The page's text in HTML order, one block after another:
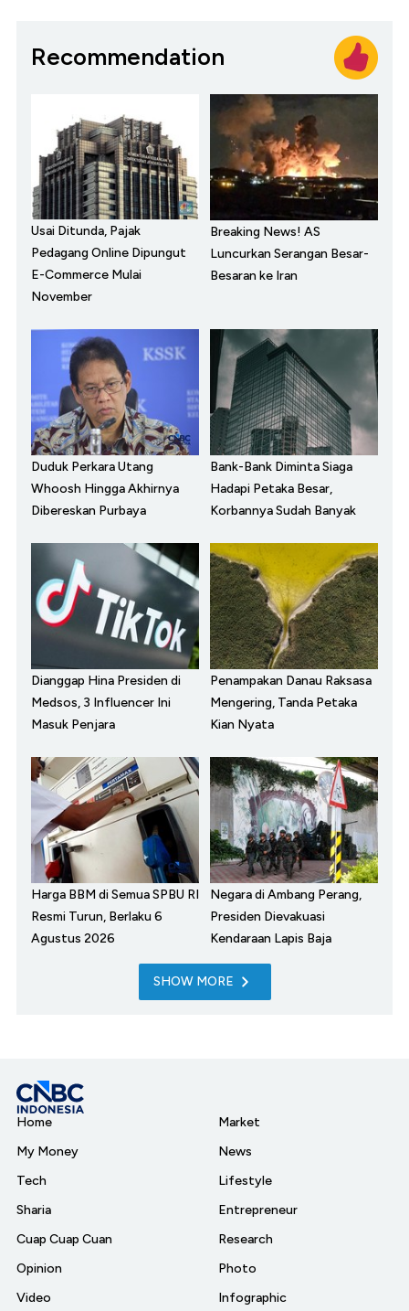
Recommendation
Usai Ditunda, Pajak
Pedagang Online Dipungut
E-Commerce Mulai
November
Breaking News! AS
Luncurkan Serangan Besar-
Besaran ke Iran
Duduk Perkara Utang
Whoosh Hingga Akhirnya
Dibereskan Purbaya
Bank-Bank Diminta Siaga
Hadapi Petaka Besar,
Korbannya Sudah Banyak
Dianggap Hina Presiden di
Medsos, 3 Influencer Ini
Masuk Penjara
Penampakan Danau Raksasa
Mengering, Tanda Petaka
Kian Nyata
Harga BBM di Semua SPBU RI
Resmi Turun, Berlaku 6
Agustus 2026
Negara di Ambang Perang,
Presiden Dievakuasi
Kendaraan Lapis Baja
SHOW MORE
Home
My Money
Tech
Sharia
Cuap Cuap Cuan
Opinion
Video
Market
News
Lifestyle
Entrepreneur
Research
Photo
Infographic